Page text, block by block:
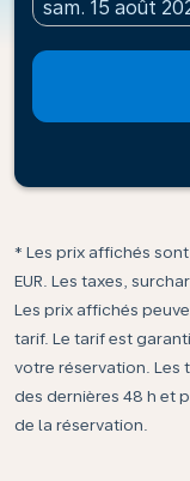
fc-booking-
sam. 15 août
* Les prix affichés
EUR. Les taxes,
Les prix affichés
tarif. Le tarif est
votre réservation. Les
des dernières 48 h et
de la réservation.